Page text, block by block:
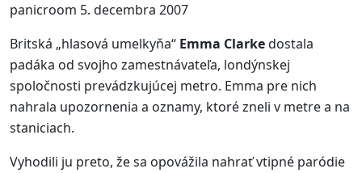
panicroom 5. decembra 2007
Britská „hlasová umelkyňa“ Emma Clarkedostala
padáka od svojho zamestnávateľa, londýnskej
spoločnosti prevádzkujúcej metro. Emma pre nich
nahrala upozornenia a oznamy, ktoré zneli v metre a na
staniciach.
Vyhodili ju preto, že sa opovážila nahrať vtipné paródie